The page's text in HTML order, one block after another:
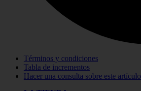
Términos y condiciones
Tabla de incrementos
Hacer una consulta sobre este artículo